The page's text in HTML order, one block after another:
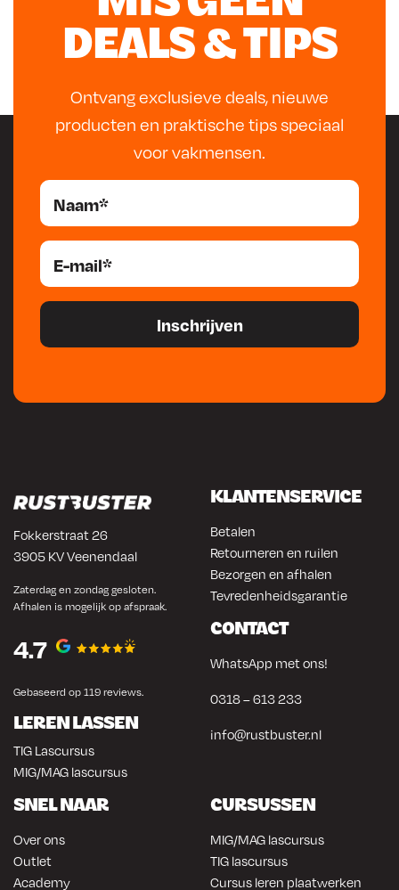
DEALS & TIPS
Ontvang exclusieve deals, nieuwe
producten en praktische tips speciaal
voor vakmensen.
Fokkerstraat 26
3905 KV Veenendaal
Zaterdag en zondag gesloten.
Afhalen is mogelijk op afspraak.
4.7
Gebaseerd op 119 reviews.
LEREN LASSEN
TIG Lascursus
MIG/MAG lascursus
KLANTENSERVICE
Betalen
Retourneren en ruilen
Bezorgen en afhalen
Tevredenheidsgarantie
CONTACT
WhatsApp met ons!
0318 – 613 233
info@rustbuster.nl
SNEL NAAR
Over ons
Outlet
Academy
CURSUSSEN
MIG/MAG lascursus
TIG lascursus
Cursus leren plaatwerken